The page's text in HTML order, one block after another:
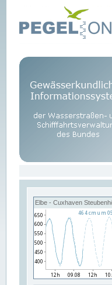
Elbe - Cuxhaven